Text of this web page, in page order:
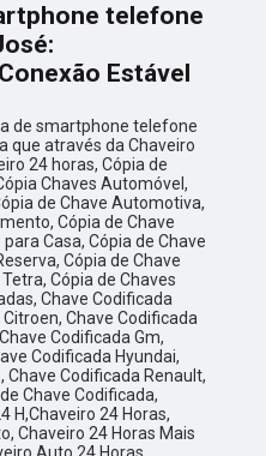
telefone
Estável
de smartphone telefone
que através da Chaveiro
24 horas, Cópia de
Chaves Automóvel,
de Chave Automotiva,
Cópia de Chave
Casa, Cópia de Chave
Cópia de Chave
Cópia de Chaves
Chave Codificada
Chave Codificada
Codificada Gm,
Codificada Hyundai,
Codificada Renault,
Chave Codificada,
H,Chaveiro 24 Horas,
Chaveiro 24 Horas Mais